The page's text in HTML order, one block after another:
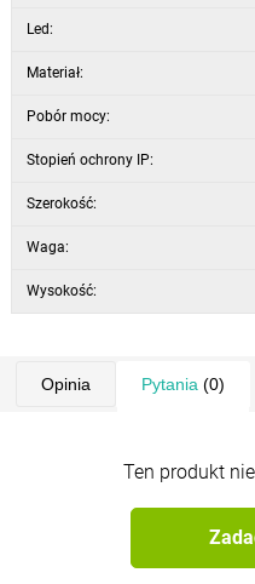
Led:
Materiał:
Pobór mocy:
Stopień ochrony IP:
Szerokość:
Waga:
Wysokość:
Opinia Pytania (0)
Ten produkt